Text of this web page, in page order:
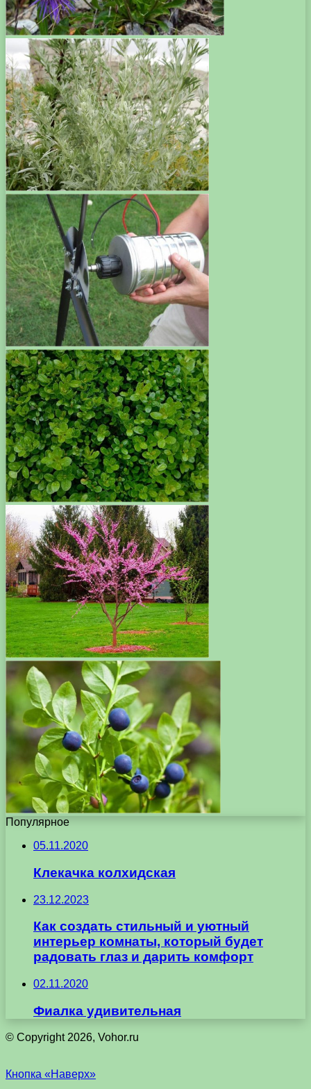
Популярное
05.11.2020
Клекачка колхидская
23.12.2023
Как создать стильный и уютный
интерьер комнаты, который будет
радовать глаз и дарить комфорт
02.11.2020
Фиалка удивительная
© Copyright 2026, Vohor.ru
Кнопка «Наверх»